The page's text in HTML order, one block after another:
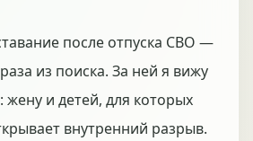
после отпуска СВО —
из поиска. За ней я вижу
и детей, для которых
внутренний разрыв.